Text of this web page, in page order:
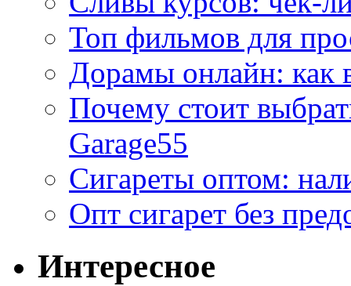
Топ фильмов для
Дорамы онлайн: как
Почему стоит
Garage55
Сигареты оптом:
Опт сигарет без
Интересное